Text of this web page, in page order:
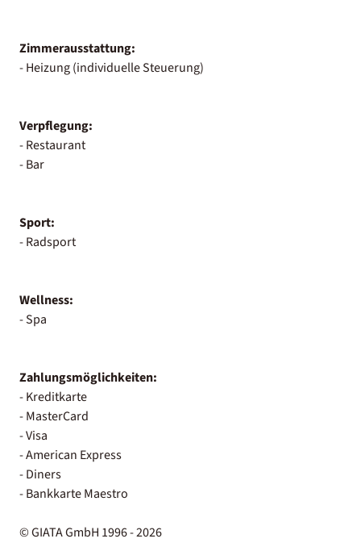
Zimmerausstattung:
- Heizung (individuelle Steuerung)
Verpflegung:
- Restaurant
- Bar
Sport:
- Radsport
Wellness:
- Spa
Zahlungsmöglichkeiten:
- Kreditkarte
- MasterCard
- Visa
- American Express
- Diners
- Bankkarte Maestro
© GIATA GmbH 1996 - 2026